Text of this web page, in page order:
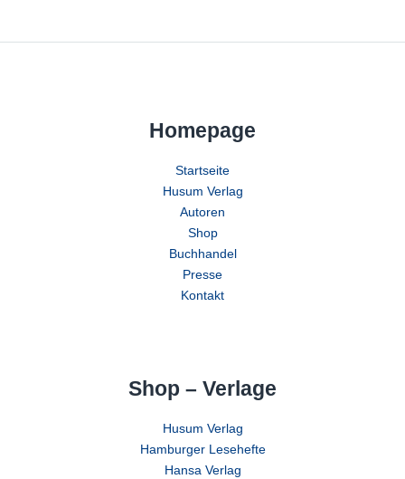
Homepage
Startseite
Husum Verlag
Autoren
Shop
Buchhandel
Presse
Kontakt
Shop – Verlage
Husum Verlag
Hamburger Lesehefte
Hansa Verlag